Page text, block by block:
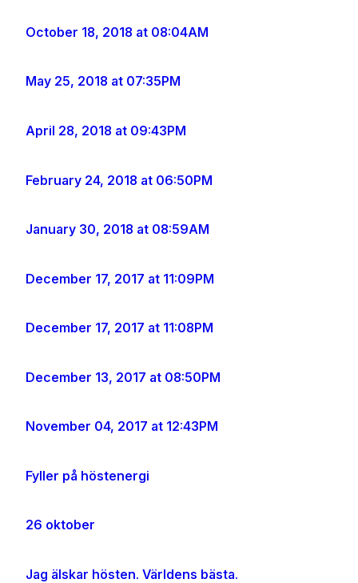
October 18, 2018 at 08:04AM
May 25, 2018 at 07:35PM
April 28, 2018 at 09:43PM
February 24, 2018 at 06:50PM
January 30, 2018 at 08:59AM
December 17, 2017 at 11:09PM
December 17, 2017 at 11:08PM
December 13, 2017 at 08:50PM
November 04, 2017 at 12:43PM
Fyller på höstenergi
26 oktober
Jag älskar hösten. Världens bästa.